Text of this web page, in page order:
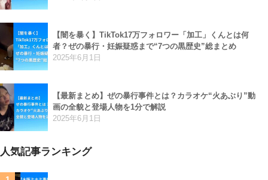
【闇を暴く】TikTok17万フォロワー「加工」くんとは何
者？ぜの暴行・妊娠疑惑まで“7つの黒歴史”総まとめ
2025年6月1日
【最新まとめ】ぜの暴行事件とは？カラオケ“火あぶり”動
画の全貌と登場人物を1分で解説
2025年6月1日
人気記事ランキング